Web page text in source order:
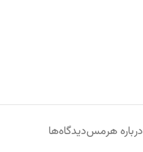
درباره هرمسدیدگاه‌ها